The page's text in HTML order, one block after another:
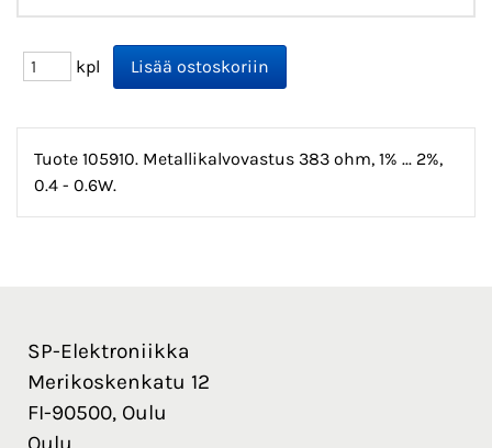
kpl
Tuote 105910. Metallikalvovastus 383 ohm, 1% ... 2%,
0.4 - 0.6W.
SP-Elektroniikka
Merikoskenkatu 12
FI-90500, Oulu